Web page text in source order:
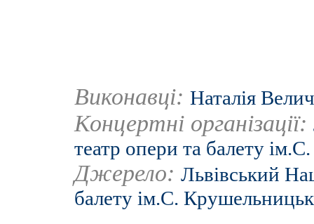
Виконавці: Наталія
Концертні організації:
театр опери та балету
Джерело: Львівський
балету ім.С.